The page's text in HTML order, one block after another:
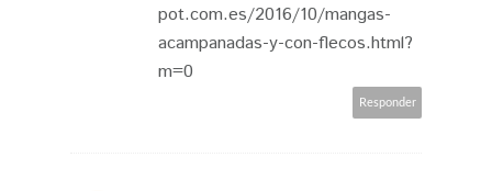
pot.com.es/2016/10/mangas-
acampanadas-y-con-flecos.html?
m=0
Responder